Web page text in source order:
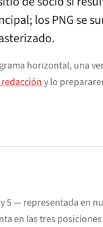
los PNG se
horizontal, una
redaccióny lo
5 — representada en
en las tres posiciones